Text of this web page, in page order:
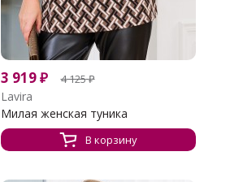
3 919₽ 4 125₽
Lavira
Милая женская туника
В корзину